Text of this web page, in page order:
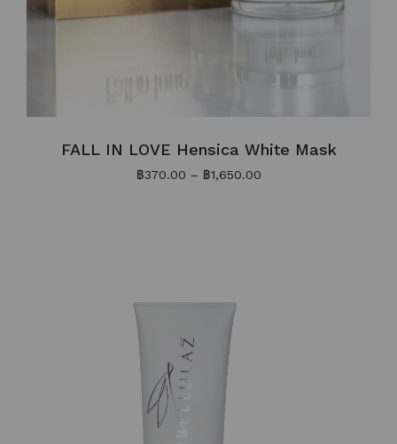
FALL IN LOVE Hensica White Mask
฿370.00 – ฿1,650.00